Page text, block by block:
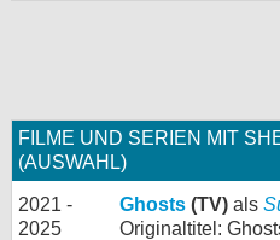
FILME UND SERIEN MIT
(AUSWAHL)
2021 -
2025
Ghosts (TV) als
Originaltitel: